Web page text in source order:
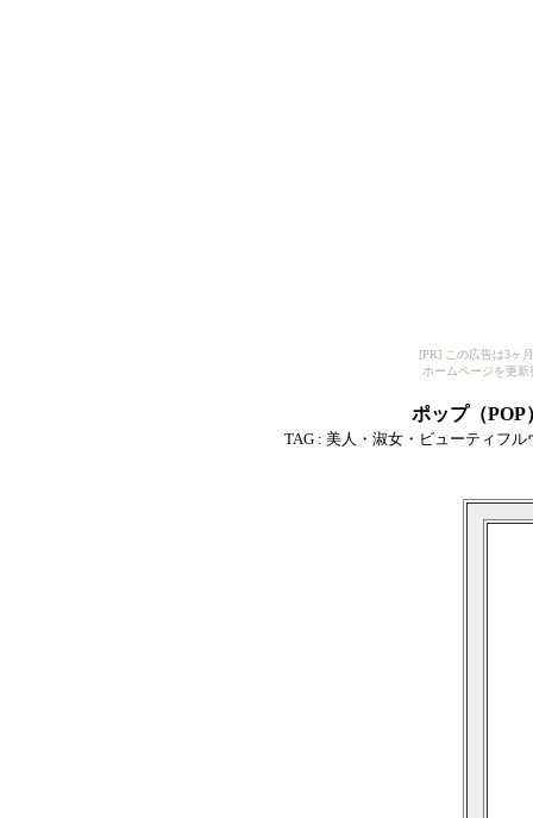
[PR] この広告は3ヶ
ホームページを更
ポップ（
TAG : 美人・淑女・ビューティフ